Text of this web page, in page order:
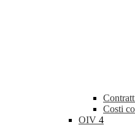
Costi
OIV 4